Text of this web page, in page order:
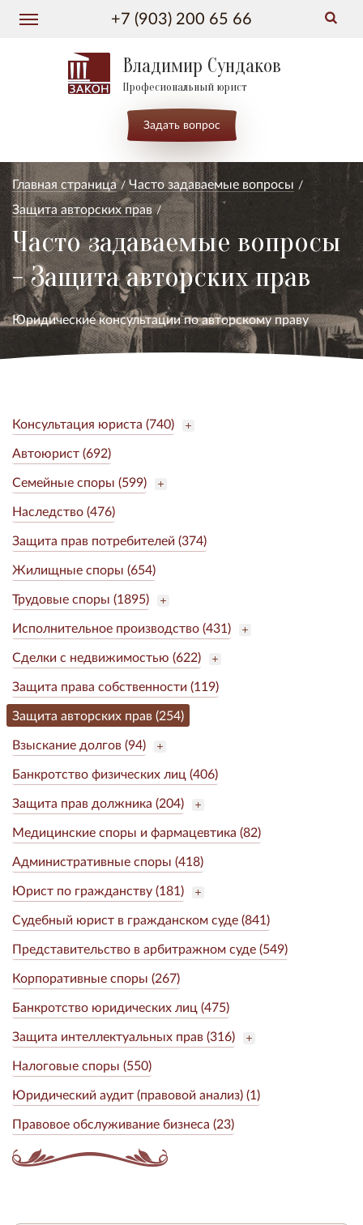
+7 (903) 200 65 66
Владимир Сундаков
Професиональный юрист
Задать вопрос
Главная страница
Часто задаваемые вопросы
Защита авторских прав
Часто задаваемые вопросы
- Защита авторских прав
Юридические консультации по авторскому праву
Консультация юриста (740)
Автоюрист (692)
Семейные споры (599)
Наследство (476)
Защита прав потребителей (374)
Жилищные споры (654)
Трудовые споры (1895)
Исполнительное производство (431)
Сделки с недвижимостью (622)
Защита права собственности (119)
Защита авторских прав (254)
Взыскание долгов (94)
Банкротство физических лиц (406)
Защита прав должника (204)
Медицинские споры и фармацевтика (82)
Административные споры (418)
Юрист по гражданству (181)
Судебный юрист в гражданском суде (841)
Представительство в арбитражном суде (549)
Корпоративные споры (267)
Банкротство юридических лиц (475)
Защита интеллектуальных прав (316)
Налоговые споры (550)
Юридический аудит (правовой анализ) (1)
Правовое обслуживание бизнеса (23)